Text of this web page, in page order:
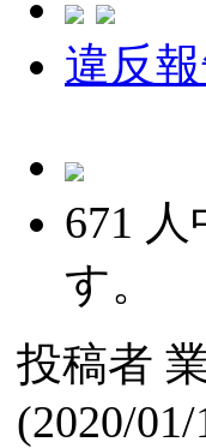
違反
671 人
す。
投稿者
(2020/01/